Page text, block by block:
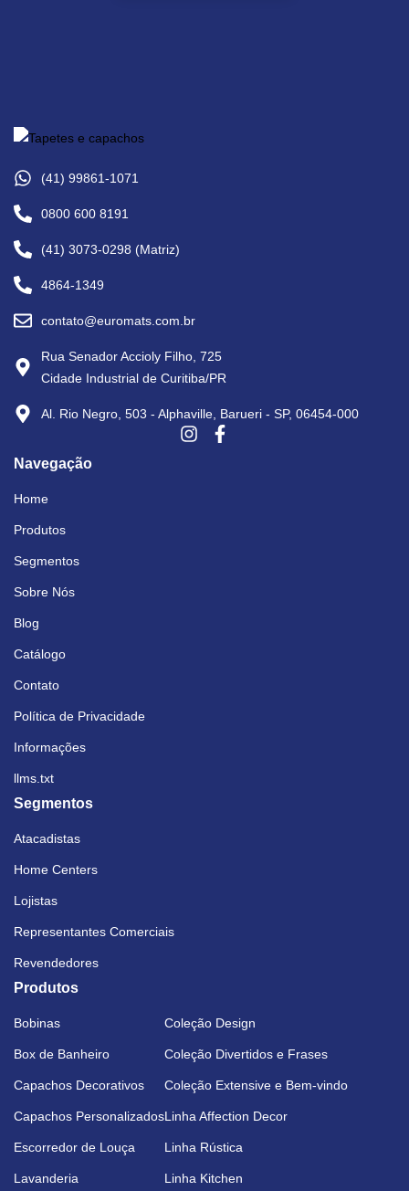
(41) 99861-1071
0800 600 8191
(41) 3073-0298 (Matriz)
4864-1349
contato@euromats.com.br
Rua Senador Accioly Filho, 725
Cidade Industrial de Curitiba/PR
Al. Rio Negro, 503 - Alphaville, Barueri - SP, 06454-000
Navegação
Home
Produtos
Segmentos
Sobre Nós
Blog
Catálogo
Contato
Política de Privacidade
Informações
llms.txt
Segmentos
Atacadistas
Home Centers
Lojistas
Representantes Comerciais
Revendedores
Produtos
Bobinas
Box de Banheiro
Capachos Decorativos
Capachos Personalizados
Escorredor de Louça
Lavanderia
Coleção Design
Coleção Divertidos e Frases
Coleção Extensive e Bem-vindo
Linha Affection Decor
Linha Rústica
Linha Kitchen